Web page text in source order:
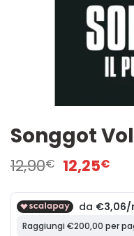
Songgot
12,90€ Il
prezzo
originale
era:
12,90€.
12,25€
è: